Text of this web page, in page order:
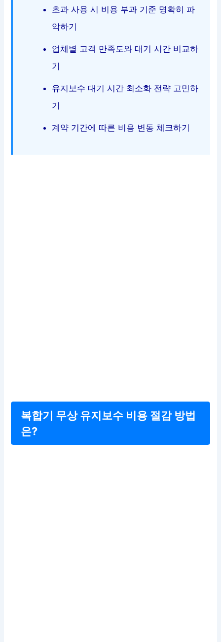
초과 사용 시 비용 부과 기준 명확히 파
악하기
업체별 고객 만족도와 대기 시간 비교하
기
유지보수 대기 시간 최소화 전략 고민하
기
계약 기간에 따른 비용 변동 체크하기
복합기 무상 유지보수 비용 절감 방법
은?